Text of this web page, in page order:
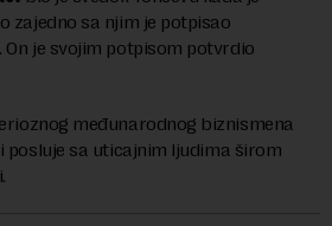
zajedno sa njim je potpisao
On je svojim potpisom potvrdio
međunarodnog biznismena
posluje sa uticajnim ljudima širom